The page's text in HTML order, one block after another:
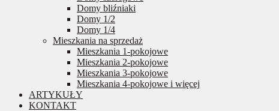
Domy bliźniaki
Domy 1/2
Domy 1/4
Mieszkania na sprzedaż
Mieszkania 1-pokojowe
Mieszkania 2-pokojowe
Mieszkania 3-pokojowe
Mieszkania 4-pokojowe i więcej
ARTYKUŁY
KONTAKT